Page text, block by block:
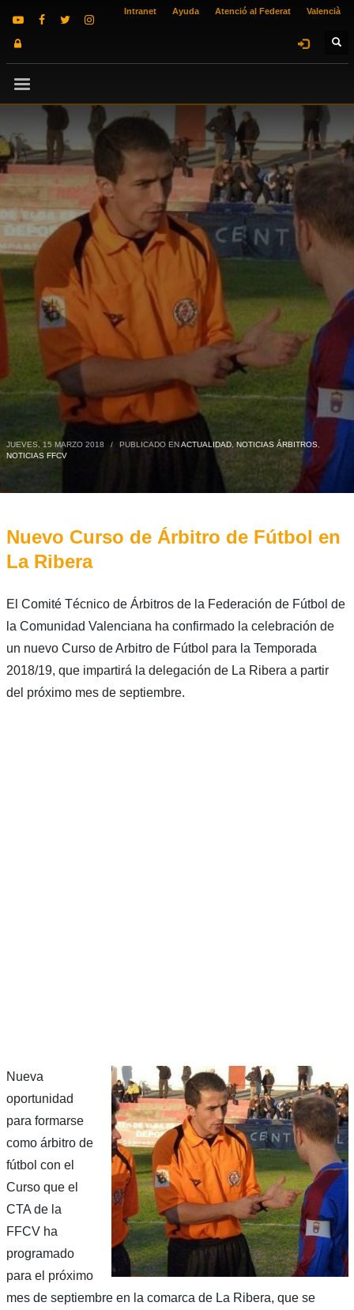
Intranet Ayuda Atenció al Federat Valencià
JUEVES, 15 MARZO 2018 / PUBLICADO EN ACTUALIDAD, NOTICIAS ÁRBITROS,
NOTICIAS FFCV
Nuevo Curso de Árbitro de Fútbol en
La Ribera
El Comité Técnico de Árbitros de la Federación de Fútbol de
la Comunidad Valenciana ha confirmado la celebración de
un nuevo Curso de Arbitro de Fútbol para la Temporada
2018/19, que impartirá la delegación de La Ribera a partir
del próximo mes de septiembre.
Nueva
oportunidad
para formarse
como árbitro de
fútbol con el
Curso que el
CTA de la
FFCV ha
programado
para el próximo
mes de septiembre en la comarca de La Ribera, que se